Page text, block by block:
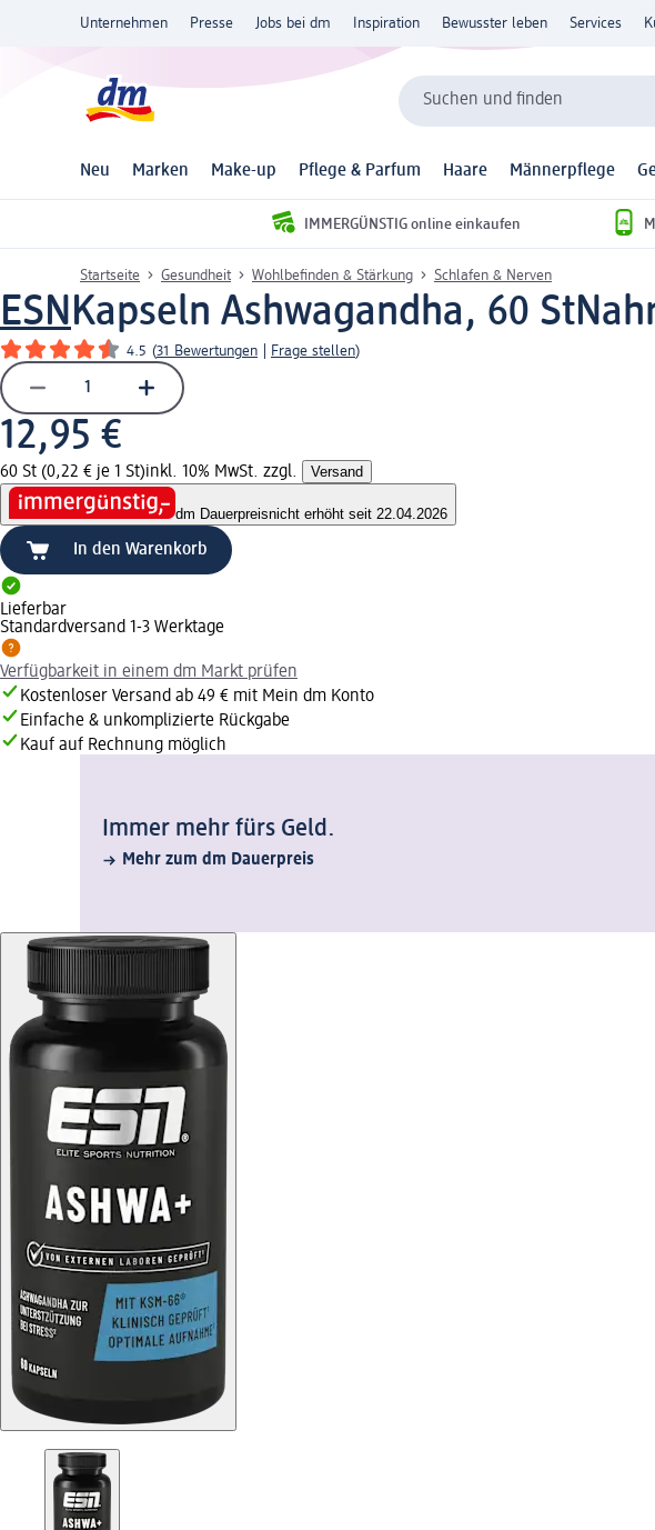
Unternehmen Presse Jobs bei dm Inspiration Bewusster leben Services
Suchen und finden
Neu Marken Make-up Pflege & Parfum Haare Männerpflege
IMMERGÜNSTIG online einkaufen
Startseite Gesundheit Wohlbefinden & Stärkung Schlafen & Nerven
ESNKapseln Ashwagandha, 60 St
4.5 (31 Bewertungen Frage stellen)
12,95 €
60 St (0,22 € je 1 St)inkl. 10% MwSt. zzgl. Versand
dm Dauerpreisnicht erhöht seit 22.04.2026
In den Warenkorb
Lieferbar
Standardversand 1-3 Werktage
Verfügbarkeit in einem dm Markt prüfen
Kostenloser Versand ab 49 € mit Mein dm Konto
Einfache & unkomplizierte Rückgabe
Kauf auf Rechnung möglich
Immer mehr fürs Geld.
Mehr zum dm Dauerpreis